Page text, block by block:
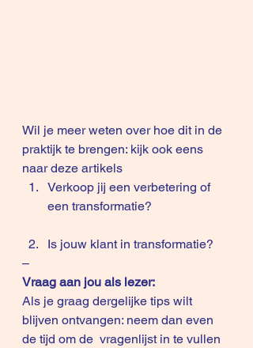
Wil je meer weten over hoe dit in de
praktijk te brengen: kijk ook eens
naar deze artikels
Verkoop jij een verbetering of
een transformatie?
Is jouw klant in transformatie?
–
Vraag aan jou als lezer:
Als je graag dergelijke tips wilt
blijven ontvangen: neem dan even
de tijd om de vragenlijst in te vullen